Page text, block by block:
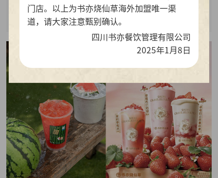
查看详情
门店。以上为书亦烧仙草海外加盟唯一渠
道，请大家注意甄别确认。
四川书亦餐饮管理有限公司
2025年1月8日